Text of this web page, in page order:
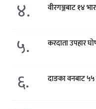
४. वीरगञ्जबाट १४
५. करदाता उपहार
६. दाङका वनबाट